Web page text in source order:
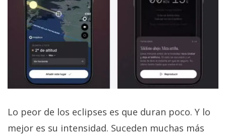
Lo peor de los eclipses es que duran poco. Y lo
mejor es su intensidad. Suceden muchas más